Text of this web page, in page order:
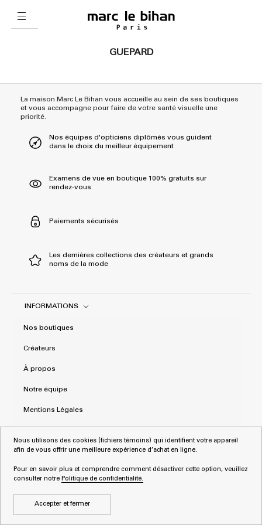
GUEPARD
La maison Marc Le Bihan vous accueille au sein de ses boutiques
et vous accompagne pour faire de votre santé visuelle une
priorité.
Nos équipes d'opticiens diplômés vous guident
dans le choix du meilleur équipement
Examens de vue en boutique 100% gratuits sur
rendez-vous
Paiements sécurisés
Les dernières collections des créateurs et grands
noms de la mode
INFORMATIONS
Nos boutiques
Créateurs
À propos
Notre équipe
Mentions Légales
Politique de confidentialité
Nous utilisons des cookies (fichiers témoins) qui identifient votre appareil
afin de vous offrir une meilleure expérience d’achat en ligne.
Pour en savoir plus et comprendre comment désactiver cette option, veuillez
consulter notre Politique de confidentialité.
Accepter et fermer